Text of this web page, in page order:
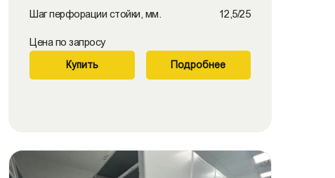
Шаг перфорации стойки, мм. 12,5/25
Цена по запросу
Купить Подробнее